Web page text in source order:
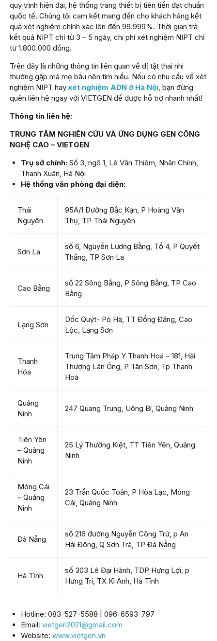
quy trình hiện đại, hệ thống trang thiết bị tiên tiến đạt chuẩn
quốc tế. Chúng tôi cam kết mang đến cho khách hàng kết
quả xét nghiệm chính xác lên đến 99.999%. Thời gian trả
kết quả NIPT chỉ từ 3 – 5 ngày, chi phí xét nghiệm NIPT chỉ
từ 1.800.000 đồng.
Trên đây là những thông tin liên quan về dị tật thai nhi
thường gặp mà mẹ bầu nên tìm hiểu. Nếu có nhu cầu về xét
nghiệm NIPT hay xét nghiệm ADN ở Hà Nội, bạn đừng
quên liên hệ ngay với VIETGEN để được hỗ trợ nhanh nhất!
Thông tin liên hệ:
TRUNG TÂM NGHIÊN CỨU VÀ ỨNG DỤNG GEN CÔNG
NGHỆ CAO – VIETGEN
Trụ sở chính:Số 3, ngõ 1, Lê Văn Thiêm, Nhân Chính,
Thanh Xuân, Hà Nội
Hệ thống văn phòng đại diện:
Thái
Nguyên
95A/1 Đường Bắc Kạn, P Hoàng Văn
Thụ, TP Thái Nguyên
Sơn La
số 6, Nguyễn Lương Bằng, Tổ 4, P Quyết
Thắng, TP Sơn La
Cao Bằng
số 22 Sông Bằng, P Sông Bằng, TP Cao
Bằng
Lạng Sơn
Dốc Quýt- Pò Hà, TT Đồng Đăng, Cao
Lộc, Lạng Sơn
Thanh
Hóa
Trung Tâm Pháp Y Thanh Hoá – 181, Hải
Thượng Lãn Ông, P Tân Sơn, Tp Thanh
Hoá
Quảng
Ninh
247 Quang Trung, Uông Bí, Quảng Ninh
Tiên Yên
– Quảng
Ninh
25 Lý Thường Kiệt, TT Tiên Yên, Quảng
Ninh
Móng Cái
– Quảng
Ninh
23 Trần Quốc Toản, P Hòa Lạc, Móng
Cái, Quảng Ninh
Đà Nẵng
số 216 đường Nguyễn Công Trứ, p An
Hải Đông, Q Sơn Trà, TP Đà Nẵng
Hà Tĩnh
số 303 Lê Đại Hành, TDP Hưng Lợi, p
Hưng Trí, TX Kì Anh, Hà Tĩnh
Hotline: 083-527-5588 | 096-6593-797
Email: vietgen2021@gmail.com
Website: www.vietgen.vn